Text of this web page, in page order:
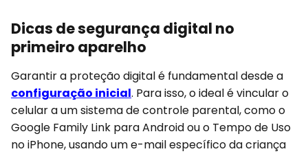
Dicas de segurança digital no
primeiro aparelho
Garantir a proteção digital é fundamental desde a
configuração inicial. Para isso, o ideal é vincular o
celular a um sistema de controle parental, como o
Google Family Link para Android ou o Tempo de Uso
no iPhone, usando um e-mail específico da criança